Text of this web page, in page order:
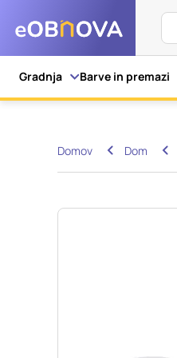
Išči
Gradnja Barve in premazi
Domov Dom